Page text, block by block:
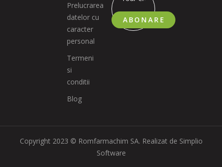
Prelucrarea
datelor cu
caracter
personal
Termeni
si
conditii
Blog
ABONARE
Copyright 2023 © Romfarmachim SA. Realizat de Simplio
Software